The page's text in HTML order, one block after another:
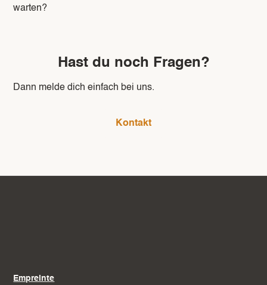
warten?
Hast du noch Fragen?
Dann melde dich einfach bei uns.
Kontakt
Empreinte